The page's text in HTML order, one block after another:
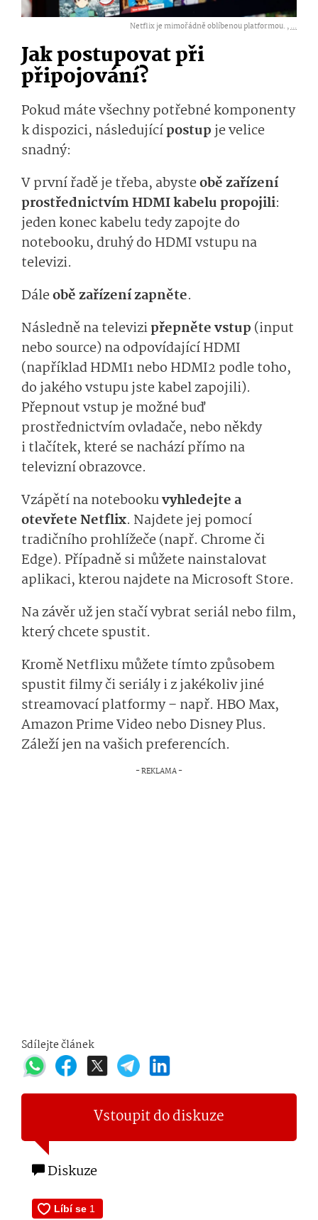
Netflix je mimořádně oblíbenou platformou. ,...
Jak postupovat při
připojování?
Pokud máte všechny potřebné komponenty
k dispozici, následujícípostupje velice
snadný:
V první řadě je třeba, abysteobě zařízení
prostřednictvím HDMI kabelu propojili:
jeden konec kabelu tedy zapojte do
notebooku, druhý do HDMI vstupu na
televizi.
Dáleobě zařízení zapněte.
Následně na televizipřepněte vstup (input
nebo source) na odpovídající HDMI
(například HDMI1 nebo HDMI2 podle toho,
do jakého vstupu jste kabel zapojili).
Přepnout vstup je možné buď
prostřednictvím ovladače, nebo někdy
i tlačítek, které se nachází přímo na
televizní obrazovce.
Vzápětí na notebookuvyhledejte a
otevřete Netflix. Najdete jej pomocí
tradičního prohlížeče (např. Chrome či
Edge). Případně si můžete nainstalovat
aplikaci, kterou najdete na Microsoft Store.
Na závěr už jen stačí vybrat seriál nebo film,
který chcete spustit.
Kromě Netflixu můžete tímto způsobem
spustit filmy či seriály i z jakékoliv jiné
streamovací platformy – např. HBO Max,
Amazon Prime Video nebo Disney Plus.
Záleží jen na vašich preferencích.
Sdílejte článek
Vstoupit do diskuze
Diskuze